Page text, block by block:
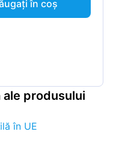
în coș
produsului
în UE